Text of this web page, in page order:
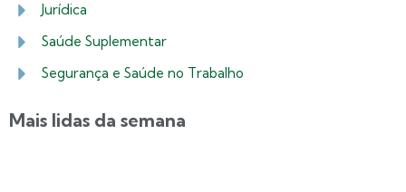
Jurídica
Saúde Suplementar
Segurança e Saúde no Trabalho
Mais lidas da semana